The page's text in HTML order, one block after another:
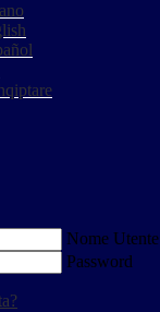
Nome Utente
Password